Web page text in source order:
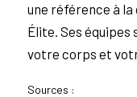
une référence à
Élite. Ses
votre corps et
Sources :